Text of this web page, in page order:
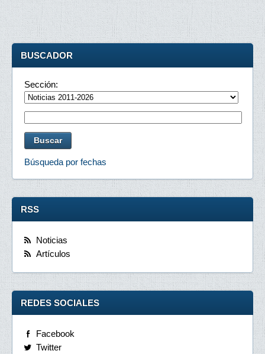
BUSCADOR
Sección:
Búsqueda por fechas
RSS
Noticias
Artículos
REDES SOCIALES
Facebook
Twitter